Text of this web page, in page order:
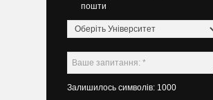
пошти
Залишилось символів: 1000